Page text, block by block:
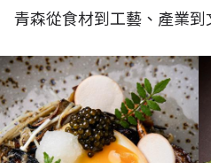
青森從食材到工藝、產業到